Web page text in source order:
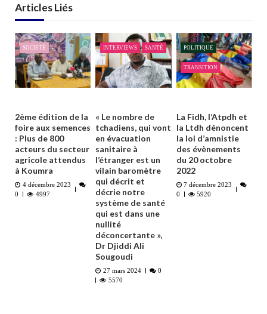
Articles Liés
SOCIETÉ
2ème édition de la
foire aux semences
: Plus de 800
acteurs du secteur
agricole attendus
à Koumra
4 décembre 2023
0
4997
INTERVIEWS SANTÉ
« Le nombre de
tchadiens, qui vont
en évacuation
sanitaire à
l’étranger est un
vilain baromètre
qui décrit et
décrie notre
système de santé
qui est dans une
nullité
déconcertante »,
Dr Djiddi Ali
Sougoudi
27 mars 2024
0
5570
POLITIQUE
TRANSITION
La Fidh, l’Atpdh et
la Ltdh dénoncent
la loi d’amnistie
des évènements
du 20 octobre
2022
7 décembre 2023
0
5920